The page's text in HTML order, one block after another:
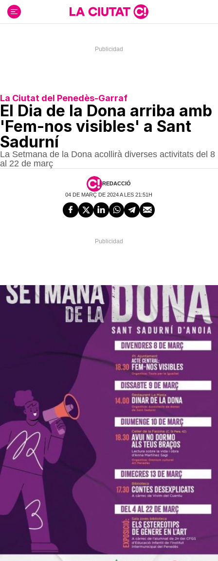
contenido
La Ciutat del Penedès-Garraf
El Dia de la Dona arriba amb
'Fem-nos visibles' a Sant
Sadurní
La Setmana de la Dona acollirà diverses activitats del 8
al 22 de març
REDACCIÓ
04 DE MARÇ DE 2024 A LES 21:51H